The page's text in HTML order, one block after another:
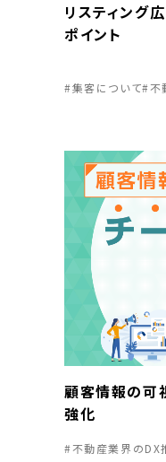
リスティング
ポイント
#集客について#不
顧客情報の可
強化
#不動産業界のDX